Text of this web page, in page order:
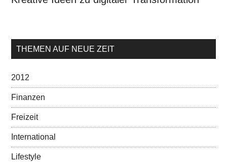
THEMEN AUF NEUE ZEIT
2012
Finanzen
Freizeit
International
Lifestyle